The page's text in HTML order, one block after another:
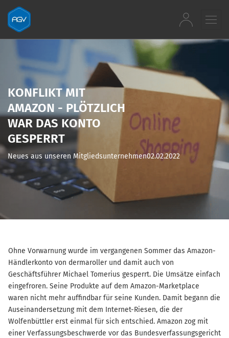
Zum Inhalt springen
KONFLIKT MIT
AMAZON - PLÖTZLICH
WAR DAS KONTO
GESPERRT
Neues aus unseren Mitgliedsunternehmen02.02.2022
Ohne Vorwarnung wurde im vergangenen Sommer das Amazon-
Händlerkonto von dermaroller und damit auch von
Geschäftsführer Michael Tomerius gesperrt. Die Umsätze einfach
eingefroren. Seine Produkte auf dem Amazon-Marketplace
waren nicht mehr auffindbar für seine Kunden. Damit begann die
Auseinandersetzung mit dem Internet-Riesen, die der
Wolfenbüttler erst einmal für sich entschied. Amazon zog mit
einer Verfassungsbeschwerde vor das Bundesverfassungsgericht